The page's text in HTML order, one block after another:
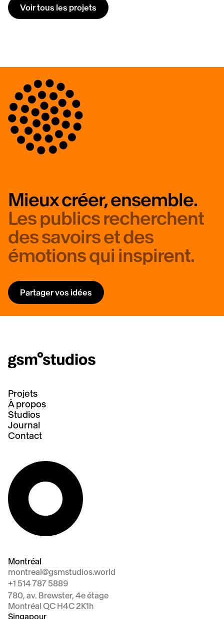
Voir tous les projets
Mieux créer, ensemble.
Les publics recherchent
des savoirs et des
émotions qui inspirent.
Partager vos idées
Projets
À propos
Studios
Journal
Contact
Montréal
montreal@gsmstudios.world
+1 514 787 5889
780, av. Brewster, 4e étage
Montréal QC H4C 2K1h
Singapour